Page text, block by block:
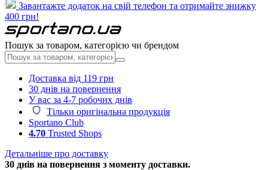
Завантажте додаток на свій телефон та отримайте знижку
400 грн!
Пошук за товаром, категорією чи брендом
Доставка від 119 грн
30 днів на повернення
У вас за 4-7 робочих днів
Тільки оригінальна продукція
Sportano Club
4.70 Trusted Shops
Детальніше про доставку
30 днів на повернення з моменту доставки.